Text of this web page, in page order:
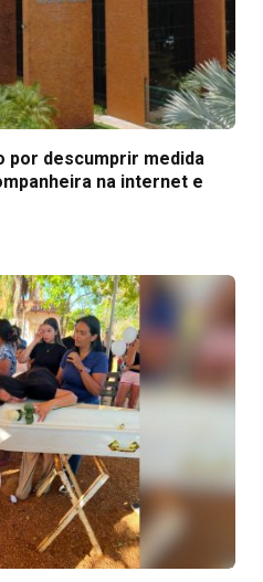
por descumprir medida
na internet e